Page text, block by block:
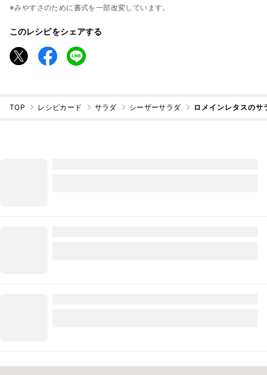
※みやすさのために書式を一部改変しています。
このレシピをシェアする
TOP レシピカード サラダ シーザーサラダ ロメインレタスのサ